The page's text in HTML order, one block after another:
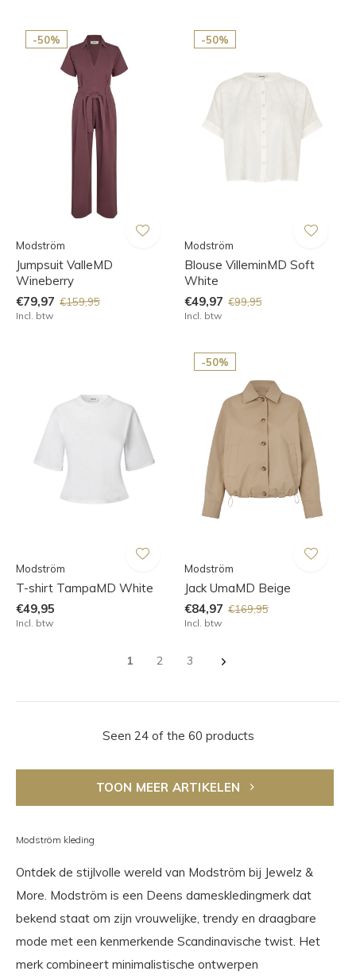
-50%
Modström
Jumpsuit ValleMD
Wineberry
€79,97 €159,95
Incl. btw
-50%
Modström
Blouse VilleminMD Soft
White
€49,97 €99,95
Incl. btw
Modström
T-shirt TampaMD White
€49,95
Incl. btw
-50%
Modström
Jack UmaMD Beige
€84,97 €169,95
Incl. btw
1 2 3
Seen 24 of the 60 products
TOON MEER ARTIKELEN
Modström kleding
Ontdek de stijlvolle wereld van Modström bij Jewelz &
More. Modström is een Deens dameskledingmerk dat
bekend staat om zijn vrouwelijke, trendy en draagbare
mode met een kenmerkende Scandinavische twist. Het
merk combineert minimalistische ontwerpen